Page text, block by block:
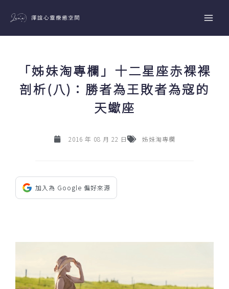
主
「姊妹淘專欄」十二星座赤裸裸
剖析(八)：勝者為王敗者為寇的
天蠍座
2016 年 08 月 22 日 姊妹淘專欄
加入為 Google 偏好來源